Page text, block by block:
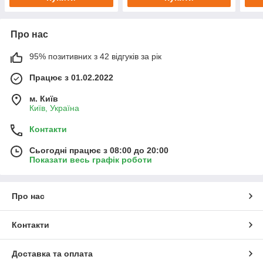
Про нас
95% позитивних з 42 відгуків за рік
Працює з 01.02.2022
м. Київ
Київ, Україна
Контакти
Сьогодні працює з 08:00 до 20:00
Показати весь графік роботи
Про нас
Контакти
Доставка та оплата